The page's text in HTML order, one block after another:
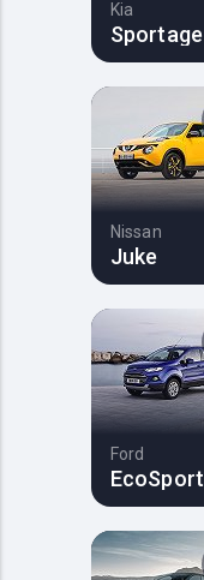
Kia
Sportage
Nissan
Juke
Ford
EcoSport